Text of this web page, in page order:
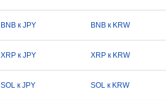
BNB к JPY BNB к KRW
XRP к JPY XRP к KRW
SOL к JPY SOL к KRW